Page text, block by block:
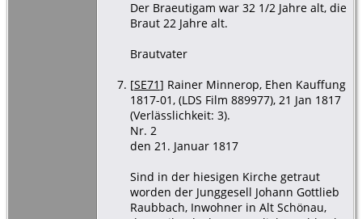
Der Braeutigam war 32 1/2 Jahre alt, die
Braut 22 Jahre alt.
Brautvater
[SE71] Rainer Minnerop, Ehen Kauffung
1817-01, (LDS Film 889977), 21 Jan 1817
(Verlässlichkeit: 3).
Nr. 2
den 21. Januar 1817
Sind in der hiesigen Kirche getraut
worden der Junggesell Johann Gottlieb
Raubbach, Inwohner in Alt Schönau,